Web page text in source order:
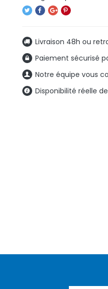
Livraison 48h ou
Paiement sécurisé
Notre équipe vous
Disponibilité réelle